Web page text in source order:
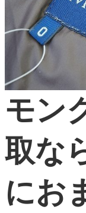
モン
取な
にお